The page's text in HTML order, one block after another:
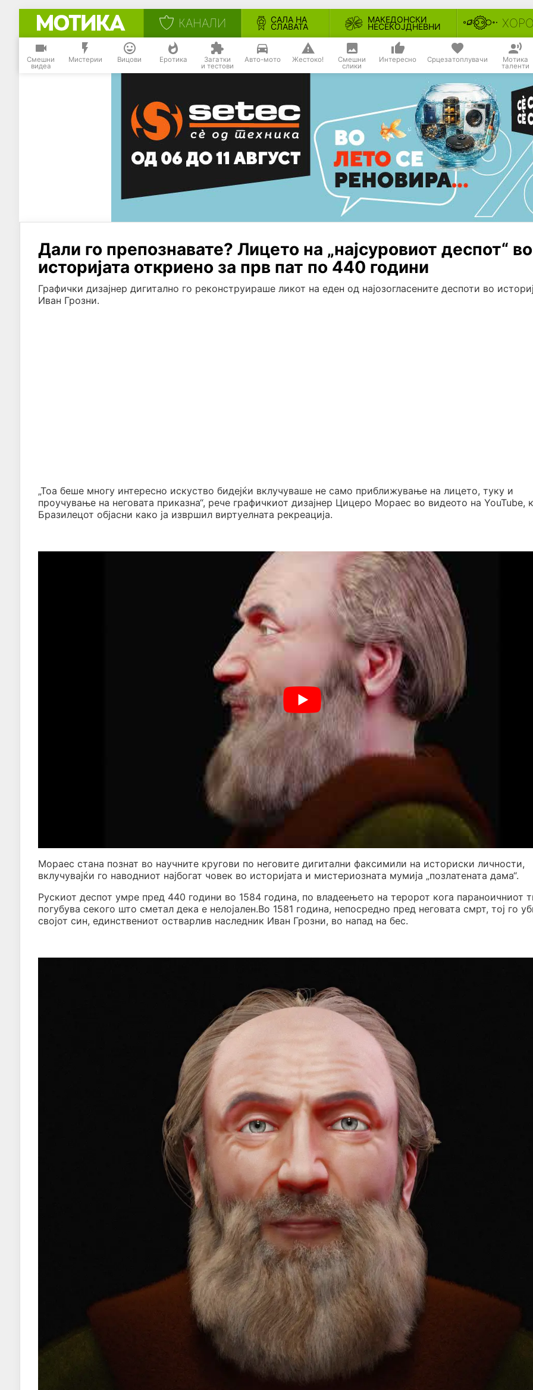
КАНАЛИ САЛА НА
СЛАВАТА
МАКЕДОНСКИ
НЕСЕКОЈДНЕВНИ
Смешни
видеа
Мистерии Вицови Еротика Загатки
и тестови
Авто-мото Жестоко! Смешни
слики
Интересно Срцезатоплувачи Мотика
таленти
Дали го препознавате? Лицето на „најсуровиот деспот“ во
историјата откриено за прв пат по 440 години
Графички дизајнер дигитално го реконструираше ликот на еден од најозогласените деспоти во
Иван Грозни.
„Тоа беше многу интересно искуство бидејќи вклучуваше не само приближување на лицето, туку и
проучување на неговата приказна“, рече графичкиот дизајнер Цицеро Мораес во видеото на YouTube,
Бразилецот објасни како ја извршил виртуелната рекреација.
Мораес стана познат во научните кругови по неговите дигитални факсимили на историски личности,
вклучувајќи го наводниот најбогат човек во историјата и мистериозната мумија „позлатената дама“.
Рускиот деспот умре пред 440 години во 1584 година, по владеењето на теророт кога параноичниот
погубува секого што сметал дека е нелојален.Во 1581 година, непосредно пред неговата смрт, тој го
својот син, единствениот остварлив наследник Иван Грозни, во напад на бес.